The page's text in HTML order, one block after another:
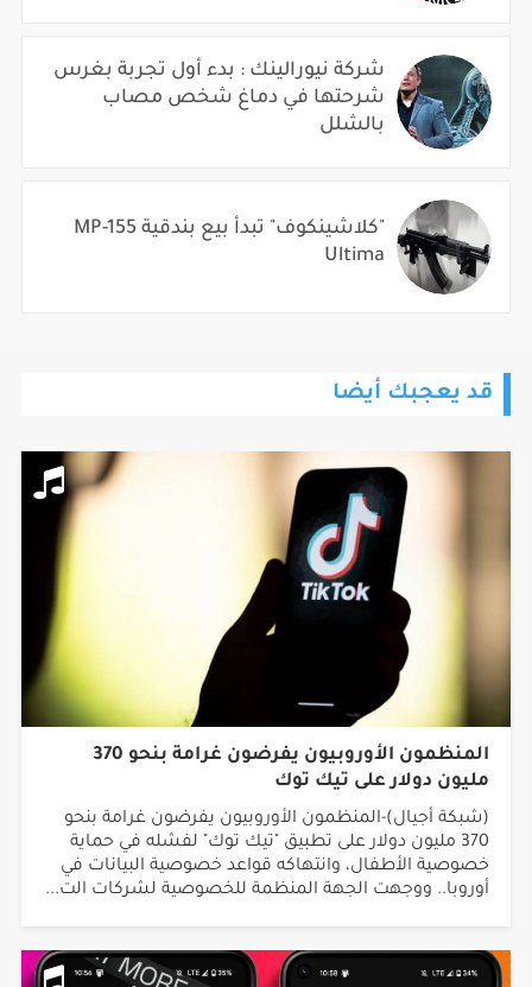
شركة نيورالينك : بدء أول تجربة بغرس
شرحتها في دماغ شخص مصاب
بالشلل
"كلاشينكوف" تبدأ بيع بندقية MP-155
Ultima
قد يعجبك أيضا
المنظمون الأوروبيون يفرضون غرامة بنحو 370
مليون دولار على تيك توك
(شبكة أجيال)-المنظمون الأوروبيون يفرضون غرامة بنحو
370 مليون دولار على تطبيق "تيك توك" لفشله في حماية
خصوصية الأطفال، وانتهاكه قواعد خصوصية البيانات في
أوروبا.. ووجهت الجهة المنظمة للخصوصية لشركات الت...